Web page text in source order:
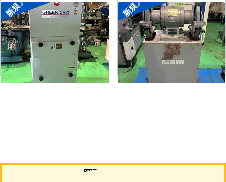
集塵機
メーカー
形 式RD100-1-1.5M
年
両頭グラインダー
メーカー 淀川電機
形 FG-255T
年
買取について